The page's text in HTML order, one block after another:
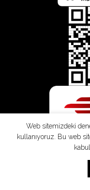
Web sitemizdeki
kullanıyoruz. Bu web